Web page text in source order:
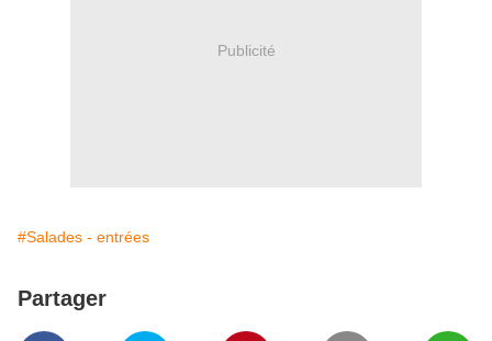
Publicité
#Salades - entrées
Partager